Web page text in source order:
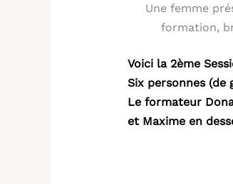
Une femme
formation,
Voici la 2ème
Six personnes (de
Le formateur
et Maxime en